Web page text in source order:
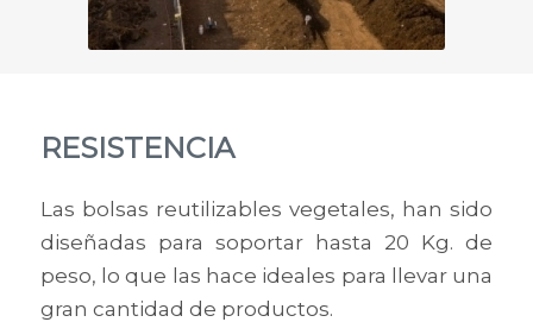
RESISTENCIA
Las bolsas reutilizables vegetales, han sido
diseñadas para soportar hasta 20 Kg. de
peso, lo que las hace ideales para llevar una
gran cantidad de productos.